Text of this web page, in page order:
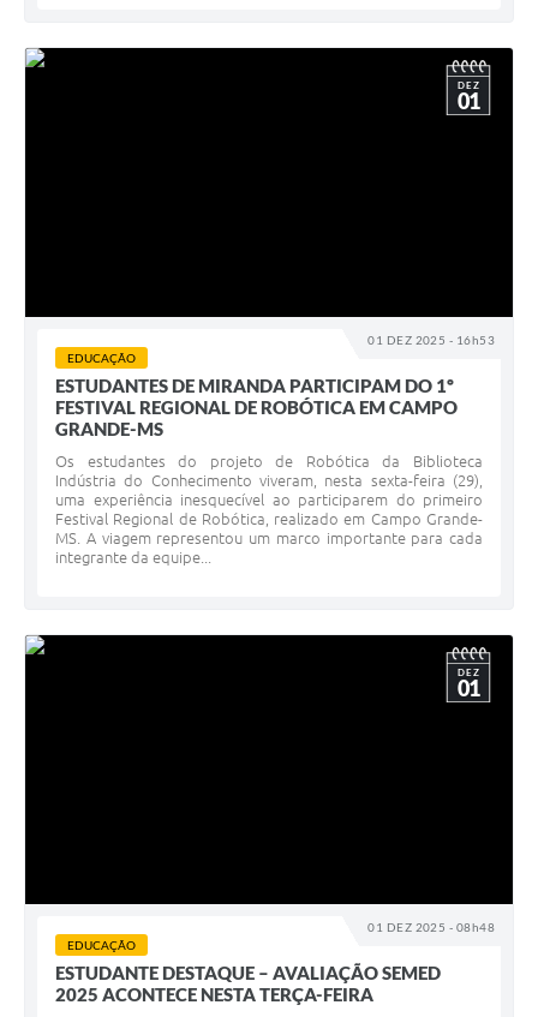
01 DEZ 2025 - 16h53
DEZ
01
EDUCAÇÃO
ESTUDANTES DE MIRANDA PARTICIPAM DO 1º
FESTIVAL REGIONAL DE ROBÓTICA EM CAMPO
GRANDE-MS
Os estudantes do projeto de Robótica da Biblioteca
Indústria do Conhecimento viveram, nesta sexta-feira (29),
uma experiência inesquecível ao participarem do primeiro
Festival Regional de Robótica, realizado em Campo Grande-
MS. A viagem representou um marco importante para cada
integrante da equipe...
01 DEZ 2025 - 08h48
DEZ
01
EDUCAÇÃO
ESTUDANTE DESTAQUE – AVALIAÇÃO SEMED
2025 ACONTECE NESTA TERÇA-FEIRA